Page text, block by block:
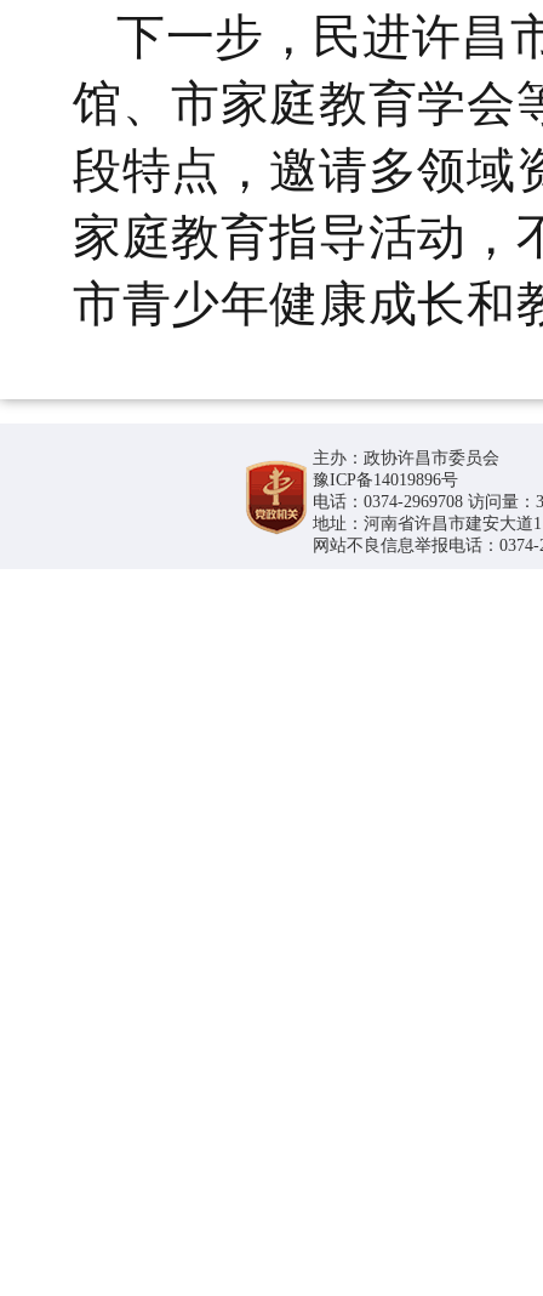
下一步，民进许昌
馆、市家庭教育学会
段特点，邀请多领域
家庭教育指导活动，
市青少年健康成长和
主办：政协许昌市委员会
豫ICP备14019896号
电话：0374-2969708 访问量：
地址：河南省许昌市建安大道
网站不良信息举报电话：